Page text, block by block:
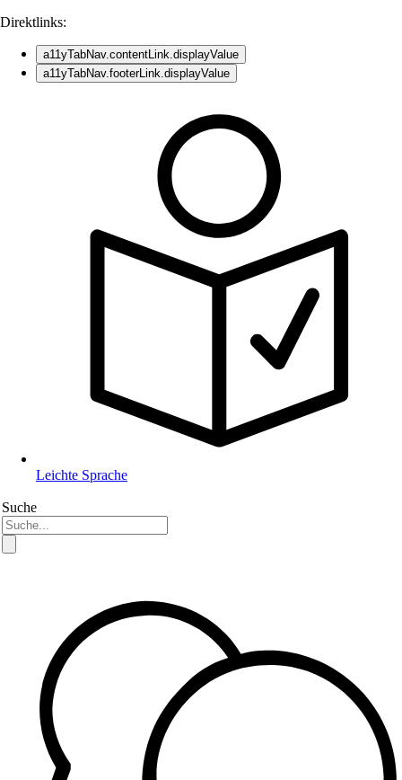
Direktlinks:
a11yTabNav.contentLink.displayValue
a11yTabNav.footerLink.displayValue
Leichte Sprache
Suche